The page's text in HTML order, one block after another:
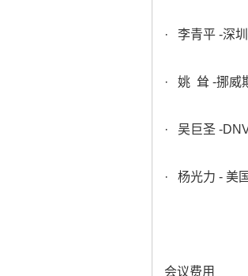
· 李青平 -深
· 姚 耸 -挪威
· 吴巨圣 -
· 杨光力 - 美
会议费用